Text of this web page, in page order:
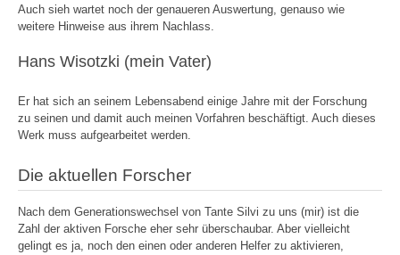
Auch sieh wartet noch der genaueren Auswertung, genauso wie
weitere Hinweise aus ihrem Nachlass.
Hans Wisotzki (mein Vater)
Er hat sich an seinem Lebensabend einige Jahre mit der Forschung
zu seinen und damit auch meinen Vorfahren beschäftigt. Auch dieses
Werk muss aufgearbeitet werden.
Die aktuellen Forscher
Nach dem Generationswechsel von Tante Silvi zu uns (mir) ist die
Zahl der aktiven Forsche eher sehr überschaubar. Aber vielleicht
gelingt es ja, noch den einen oder anderen Helfer zu aktivieren,